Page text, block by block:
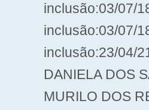
inclusão:03/07/
inclusão:03/07/
inclusão:23/04/
DANIELA DOS
MURILO DOS